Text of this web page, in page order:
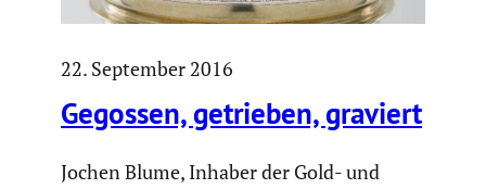
22. September 2016
Gegossen, getrieben, graviert
Jochen Blume, Inhaber der Gold- und